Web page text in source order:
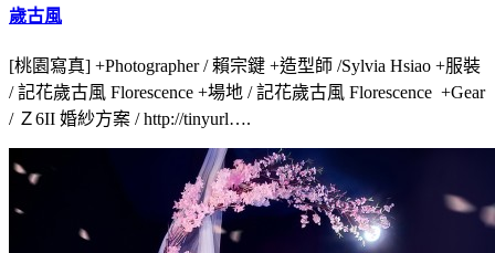
歲古風
[桃園寫真] +Photographer / 賴宗鍵 +造型師 /Sylvia Hsiao +服裝
/ 記花歲古風 Florescence +場地 / 記花歲古風 Florescence +Gear
/ Ｚ6II 婚紗方案 / http://tinyurl….